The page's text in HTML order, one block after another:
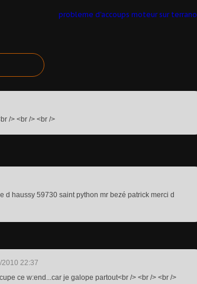
probleme d'accoups moteur sur terrano
/> <br /> <br />
d haussy 59730 saint python mr bezé patrick merci d
2010 22:37
ce w:end...car je galope partout<br /> <br /> <br />